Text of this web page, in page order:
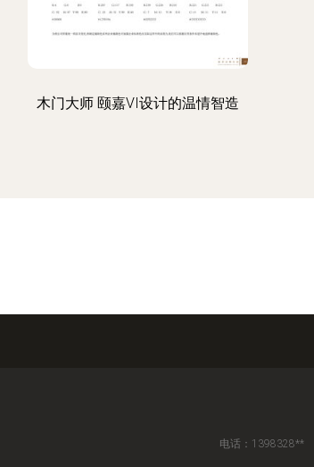
木门大师 颐嘉VI设计的温情智造
电话：1398328**